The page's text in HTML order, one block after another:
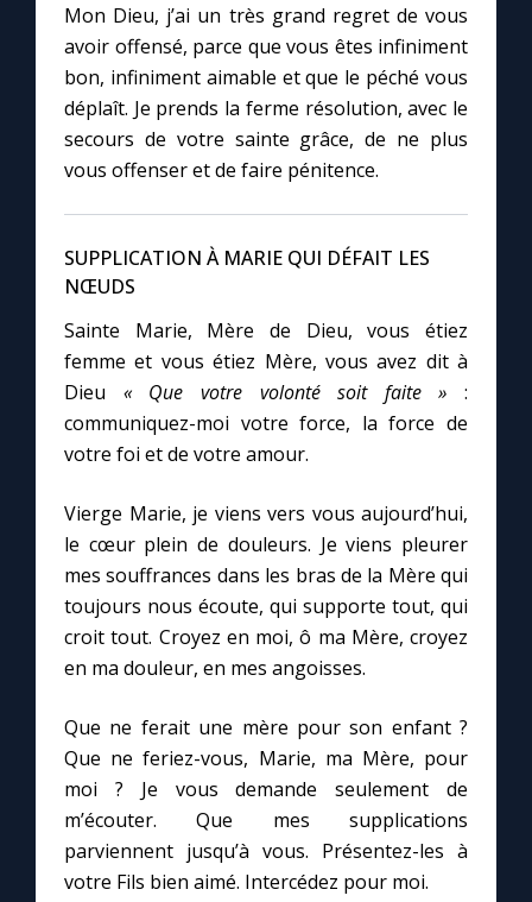
Prier au quotidien
Avec Thérèse de Lisieux
L'Évangile chaque jour
Les premiers samedis du mois
Marie qui défait les nœuds
Me consacrer à Jésus par Marie
Mes intentions de prière
Une Minute avec Marie
Une neuvaine
À la une
1000 Raisons de Croire
Chapelet pour le monde
Contact
Mon Dieu, j’ai un très grand regret de vous
avoir offensé, parce que vous êtes infiniment
bon, infiniment aimable et que le péché vous
déplaît. Je prends la ferme résolution, avec le
secours de votre sainte grâce, de ne plus
vous offenser et de faire pénitence.
SUPPLICATION À MARIE QUI DÉFAIT LES
NŒUDS
Sainte Marie, Mère de Dieu, vous étiez
femme et vous étiez Mère, vous avez dit à
Dieu « Que votre volonté soit faite » :
communiquez-moi votre force, la force de
votre foi et de votre amour.
Vierge Marie, je viens vers vous aujourd’hui,
le cœur plein de douleurs. Je viens pleurer
mes souffrances dans les bras de la Mère qui
toujours nous écoute, qui supporte tout, qui
croit tout. Croyez en moi, ô ma Mère, croyez
en ma douleur, en mes angoisses.
Que ne ferait une mère pour son enfant ?
Que ne feriez-vous, Marie, ma Mère, pour
moi ? Je vous demande seulement de
m’écouter. Que mes supplications
parviennent jusqu’à vous. Présentez-les à
votre Fils bien aimé. Intercédez pour moi.